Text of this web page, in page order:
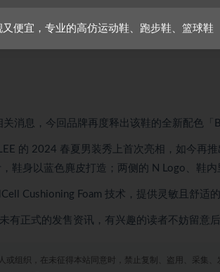
消息，今回品牌再度释出该鞋的全新配色「
的 2024 春夏男装秀上首次亮相，如今再推
身以蓝色麂皮打造；两侧的 N Logo、鞋内
Cushioning Foam 技术，提供灵敏且舒适的
有正式的发售资讯，有兴趣的读者不妨留意后
组织，在未征得本站同意时，禁止复制、盗用、采集、
又便宜，专业的高仿运动鞋、跑步鞋、篮球鞋